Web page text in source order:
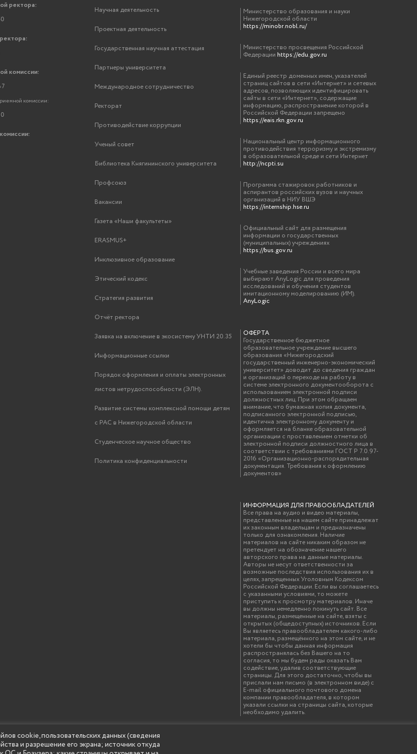
ректора:
комиссии:
комиссии:
Научная деятельность
Проектная деятельность
Государственная научная аттестация
Партнеры университета
Международное сотрудничество
Ректорат
Противодействие коррупции
Ученый совет
Библиотека Княгининского университета
Профсоюз
Вакансии
Газета «Наши факультеты»
ERASMUS+
Инклюзивное образование
Этический кодекс
Стратегия развития
Отчёт ректора
Заявка на включение в экосистему УНТИ 20.35
Информационные ссылки
Порядок оформления и оплаты электронных
листов нетрудоспособности (ЭЛН).
Развитие системы комплексной помощи детям
с РАС в Нижегородской области
Студенческое научное общество
Политика конфиденциальности
Министерство образования и науки
Нижегородской области
https://minobr.nobl.ru/
Министерство просвещения Российской
Федерации https://edu.gov.ru
Единый реестр доменных имен, указателей
страниц сайтов в сети «Интернет» и сетевых
адресов, позволяющих идентифицировать
сайты в сети «Интернет», содержащие
информацию, распространение которой в
Российской Федерации запрещено
https://eais.rkn.gov.ru
Национальный центр информационного
противодействия терроризму и экстремизму
в образовательной среде и сети Интернет
http://ncpti.su
Программа стажировок работников и
аспирантов российских вузов и научных
организаций в НИУ ВШЭ
https://internship.hse.ru
Официальный сайт для размещения
информации о государственных
(муниципальных) учреждениях
https://bus.gov.ru
Учебные заведения России и всего мира
выбирают AnyLogic для проведения
исследований и обучения студентов
имитационному моделированию (ИМ).
AnyLogic
ОФЕРТА
Государственное бюджетное
образовательное учреждение высшего
образования «Нижегородский
государственный инженерно-экономический
университет» доводит до сведения граждан
и организаций о переходе на работу в
системе электронного документооборота с
использованием электронной подписи
должностных лиц. При этом обращаем
внимание, что бумажная копия документа,
подписанного электронной подписью,
идентична электронному документу и
оформляется на бланке образовательной
организации с проставлением отметки об
электронной подписи должностного лица в
соответствии с требованиями ГОСТ Р 7.0.97-
2016 «Организационно-распорядительная
документация. Требования к оформлению
документов»
ИНФОРМАЦИЯ ДЛЯ ПРАВООБЛАДАТЕЛЕЙ
Все права на аудио и видео материалы,
представленные на нашем сайте принадлежат
их законным владельцам и предназначены
только для ознакомления. Наличие
материалов на сайте никаким образом не
претендует на обозначение нашего
авторского права на данные материалы.
Авторы не несут ответственности за
возможные последствия использования их в
целях, запрещенных Уголовным Кодексом
Российской Федерации. Если вы соглашаетесь
с указанными условиями, то можете
приступить к просмотру материалов. Иначе
вы должны немедленно покинуть сайт. Все
материалы, размещенные на сайте, взяты с
открытых (общедоступных) источников. Если
Вы являетесь правообладателем какого-либо
материала, размещённого на этом сайте, и не
хотели бы чтобы данная информация
распространялась без Вашего на то
согласия, то мы будем рады оказать Вам
содействие, удалив соответствующие
страницы. Для этого достаточно, чтобы вы
прислали нам письмо (в электронном виде) с
E-mail официального почтового домена
компании правообладателя, в котором
указали ссылки на страницы сайта, которые
необходимо удалить.
высшего образования "Нижегородский государственный инженерно-экономический университет"
cookie, пользовательских данных (сведения
и разрешение его экрана; источник откуда